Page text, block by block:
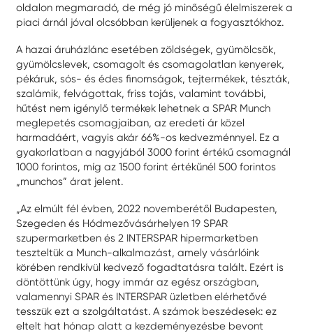
oldalon megmaradó, de még jó minőségű élelmiszerek a
piaci árnál jóval olcsóbban kerüljenek a fogyasztókhoz.
A hazai áruházlánc esetében zöldségek, gyümölcsök,
gyümölcslevek, csomagolt és csomagolatlan kenyerek,
pékáruk, sós- és édes finomságok, tejtermékek, tészták,
szalámik, felvágottak, friss tojás, valamint további,
hűtést nem igénylő termékek lehetnek a SPAR Munch
meglepetés csomagjaiban, az eredeti ár közel
harmadáért, vagyis akár 66%-os kedvezménnyel. Ez a
gyakorlatban a nagyjából 3000 forint értékű csomagnál
1000 forintos, míg az 1500 forint értékűnél 500 forintos
„munchos” árat jelent.
„Az elmúlt fél évben, 2022 novemberétől Budapesten,
Szegeden és Hódmezővásárhelyen 19 SPAR
szupermarketben és 2 INTERSPAR hipermarketben
teszteltük a Munch-alkalmazást, amely vásárlóink
körében rendkívül kedvező fogadtatásra talált. Ezért is
döntöttünk úgy, hogy immár az egész országban,
valamennyi SPAR és INTERSPAR üzletben elérhetővé
tesszük ezt a szolgáltatást. A számok beszédesek: ez
eltelt hat hónap alatt a kezdeményezésbe bevont